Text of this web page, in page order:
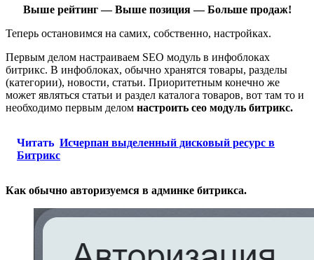
Выше рейтинг — Выше позиция — Больше продаж!
Теперь остановимся на самих, собственно, настройках.
Первым делом настраиваем SEO модуль в инфоблоках
битрикс. В инфоблоках, обычно хранятся товары, разделы
(категории), новости, статьи. Приоритетным конечно же
может являться статьи и раздел каталога товаров, вот там то и
необходимо первым делом настроить сео модуль битрикс.
Читать Исчерпан выделенный дисковый ресурс в
Битрикс
Как обычно авторизуемся в админке битрикса.